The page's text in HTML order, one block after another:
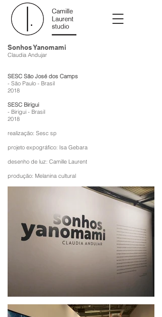
Sonhos Yanomami
Claudia Andujar
SESC São José dos Camps
- São Paulo - Brasil
2018
SESC Birigui
- Birigui - Brasil
2018
realização: Sesc sp
projeto expográfico: Isa Gebara
desenho de luz: Camille Laurent
produção: Melanina cultural